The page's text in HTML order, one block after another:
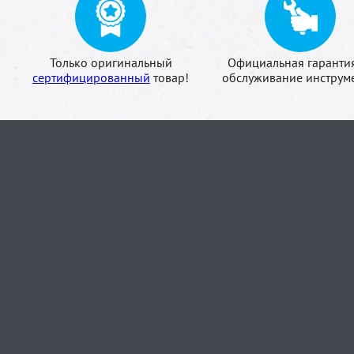
Только оригинальный
сертифицированный товар!
Официальная
обслуживание